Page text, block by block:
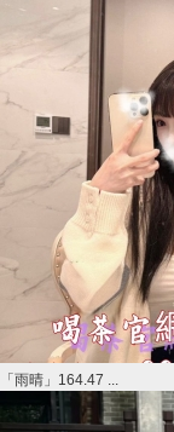
「雨晴」164.47 ...